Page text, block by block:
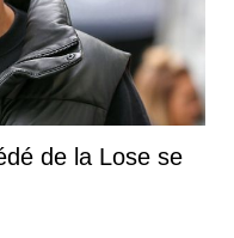
de la Lose se